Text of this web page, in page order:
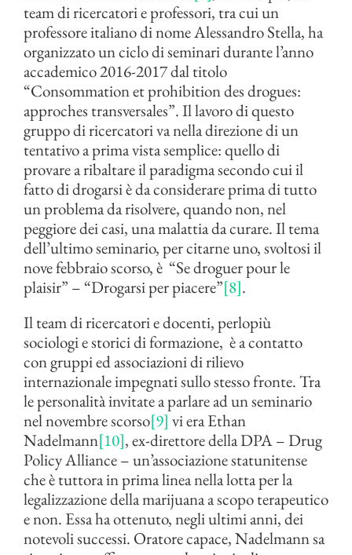
team di ricercatori e professori, tra cui un
professore italiano di nome Alessandro Stella, ha
organizzato un ciclo di seminari durante l’anno
accademico 2016-2017 dal titolo
“Consommation et prohibition des drogues:
approches transversales”. Il lavoro di questo
gruppo di ricercatori va nella direzione di un
tentativo a prima vista semplice: quello di
provare a ribaltare il paradigma secondo cui il
fatto di drogarsi è da considerare prima di tutto
un problema da risolvere, quando non, nel
peggiore dei casi, una malattia da curare. Il tema
dell’ultimo seminario, per citarne uno, svoltosi il
nove febbraio scorso, è “Se droguer pour le
plaisir” – “Drogarsi per piacere”[8].
Il team di ricercatori e docenti, perlopiù
sociologi e storici di formazione, è a contatto
con gruppi ed associazioni di rilievo
internazionale impegnati sullo stesso fronte. Tra
le personalità invitate a parlare ad un seminario
nel novembre scorso[9] vi era Ethan
Nadelmann[10], ex-direttore della DPA – Drug
Policy Alliance – un’associazione statunitense
che è tuttora in prima linea nella lotta per la
legalizzazione della marijuana a scopo terapeutico
e non. Essa ha ottenuto, negli ultimi anni, dei
notevoli successi. Oratore capace, Nadelmann sa